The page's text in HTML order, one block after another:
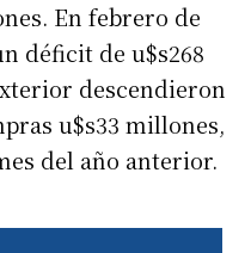
En febrero de
déficit de u$s268
descendieron
u$s33 millones,
del año anterior.